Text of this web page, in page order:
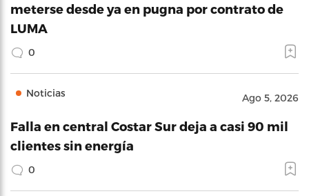
meterse desde ya en pugna por contrato de
LUMA
0
Noticias Ago 5, 2026
Falla en central Costar Sur deja a casi 90 mil
clientes sin energía
0